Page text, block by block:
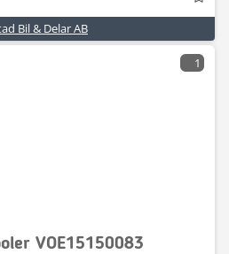
Bil & Delar AB
1
VOE15150083